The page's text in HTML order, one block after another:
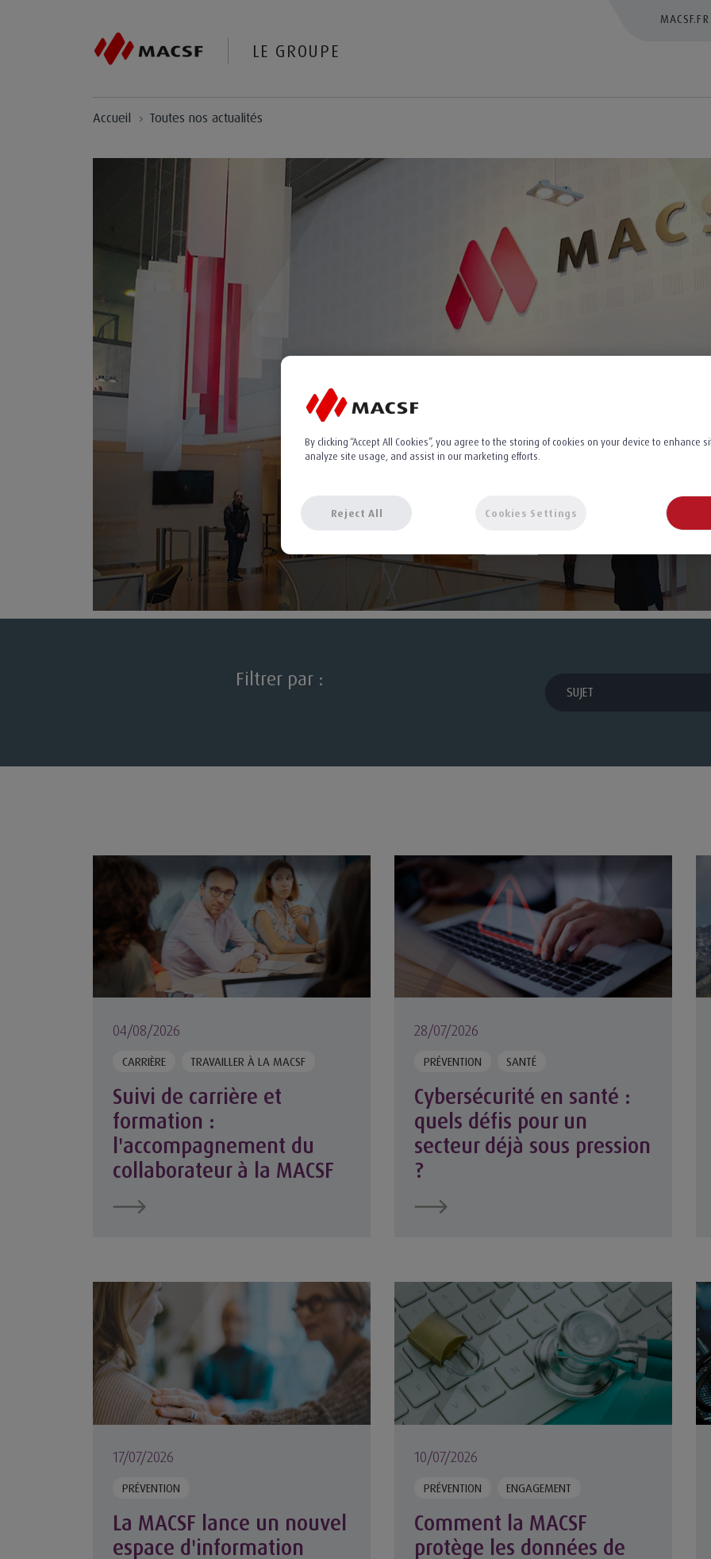
Aller au premier menu de navigation
Vous êtes sur le site de MACSFLE GROUPE
MACSF.FR
Accueil Toutes nos actualités
Toutes nos
Filtrer par :
SUJET
Suivi de carrière et formation : l'accompagnement du collaborateur à la MACSF
04/08/2026
CARRIÈRE TRAVAILLER À LA MACSF
Suivi de carrière et
formation :
l'accompagnement du
collaborateur à la MACSF
Cybersécurité en santé : quels défis pour un
28/07/2026
PRÉVENTION SANTÉ
Cybersécurité en santé :
quels défis pour un
secteur déjà sous pression
?
La MACSF lance un nouvel espace d'information dédié à la vulnérabilité pour mieux accompagner
17/07/2026
PRÉVENTION
La MACSF lance un nouvel
espace d'information
Comment la MACSF protège les données de ses
10/07/2026
PRÉVENTION ENGAGEMENT
Comment la MACSF
protège les données de
By clicking “Accept All Cookies”, you agree to the storing of cookies on your device to enhance
analyze site usage, and assist in our marketing efforts.
Reject All Cookies Settings